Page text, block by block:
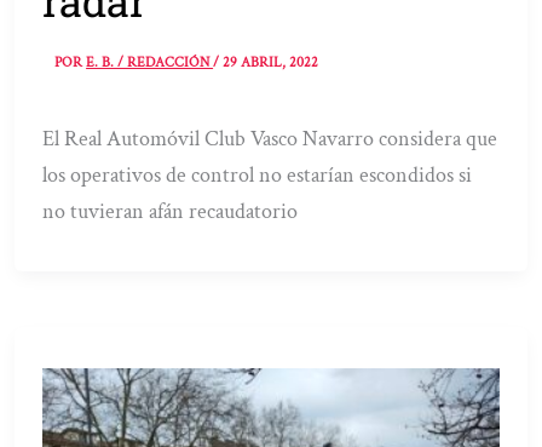
PORE. B. / REDACCIÓN/29 ABRIL, 2022
El Real Automóvil Club Vasco Navarro considera que
los operativos de control no estarían escondidos si
no tuvieran afán recaudatorio